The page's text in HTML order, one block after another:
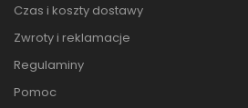
Czas i koszty dostawy
Zwroty i reklamacje
Regulaminy
Pomoc